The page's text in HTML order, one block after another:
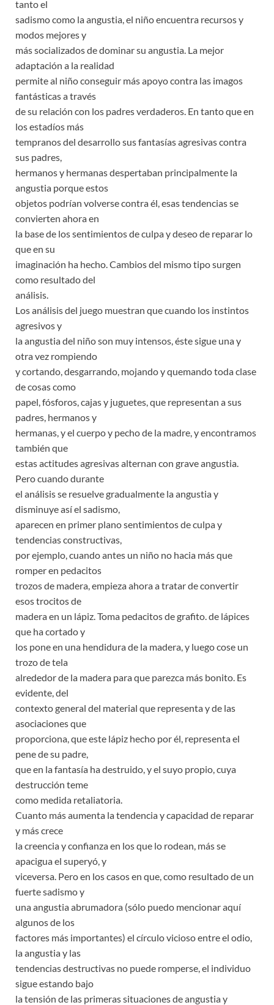
tanto el
sadismo como la angustia, el niño encuentra recursos y
modos mejores y
más socializados de dominar su angustia. La mejor
adaptación a la realidad
permite al niño conseguir más apoyo contra las imagos
fantásticas a través
de su relación con los padres verdaderos. En tanto que en
los estadíos más
tempranos del desarrollo sus fantasías agresivas contra
sus padres,
hermanos y hermanas despertaban principalmente la
angustia porque estos
objetos podrían volverse contra él, esas tendencias se
convierten ahora en
la base de los sentimientos de culpa y deseo de reparar lo
que en su
imaginación ha hecho. Cambios del mismo tipo surgen
como resultado del
análisis.
Los análisis del juego muestran que cuando los instintos
agresivos y
la angustia del niño son muy intensos, éste sigue una y
otra vez rompiendo
y cortando, desgarrando, mojando y quemando toda clase
de cosas como
papel, fósforos, cajas y juguetes, que representan a sus
padres, hermanos y
hermanas, y el cuerpo y pecho de la madre, y encontramos
también que
estas actitudes agresivas alternan con grave angustia.
Pero cuando durante
el análisis se resuelve gradualmente la angustia y
disminuye así el sadismo,
aparecen en primer plano sentimientos de culpa y
tendencias constructivas,
por ejemplo, cuando antes un niño no hacia más que
romper en pedacitos
trozos de madera, empieza ahora a tratar de convertir
esos trocitos de
madera en un lápiz. Toma pedacitos de grafito. de lápices
que ha cortado y
los pone en una hendidura de la madera, y luego cose un
trozo de tela
alrededor de la madera para que parezca más bonito. Es
evidente, del
contexto general del material que representa y de las
asociaciones que
proporciona, que este lápiz hecho por él, representa el
pene de su padre,
que en la fantasía ha destruido, y el suyo propio, cuya
destrucción teme
como medida retaliatoria.
Cuanto más aumenta la tendencia y capacidad de reparar
y más crece
la creencia y confianza en los que lo rodean, más se
apacigua el superyó, y
viceversa. Pero en los casos en que, como resultado de un
fuerte sadismo y
una angustia abrumadora (sólo puedo mencionar aquí
algunos de los
factores más importantes) el círculo vicioso entre el odio,
la angustia y las
tendencias destructivas no puede romperse, el individuo
sigue estando bajo
la tensión de las primeras situaciones de angustia y